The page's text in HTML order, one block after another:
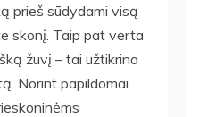
prieš sūdydami visą
skonį. Taip pat verta
žuvį – tai užtikrina
Norint papildomai